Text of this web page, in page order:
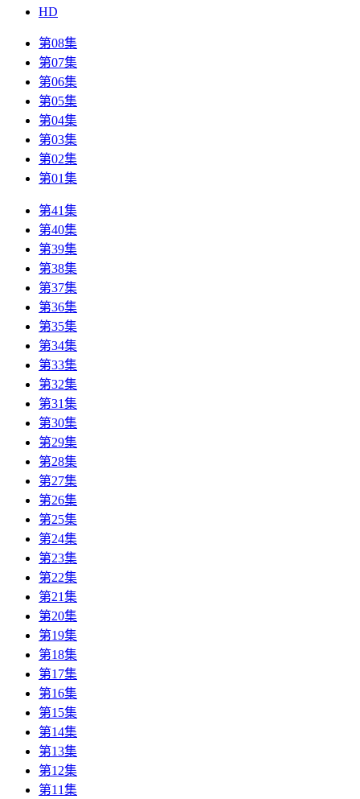
HD
第08集
第07集
第06集
第05集
第04集
第03集
第02集
第01集
第41集
第40集
第39集
第38集
第37集
第36集
第35集
第34集
第33集
第32集
第31集
第30集
第29集
第28集
第27集
第26集
第25集
第24集
第23集
第22集
第21集
第20集
第19集
第18集
第17集
第16集
第15集
第14集
第13集
第12集
第11集